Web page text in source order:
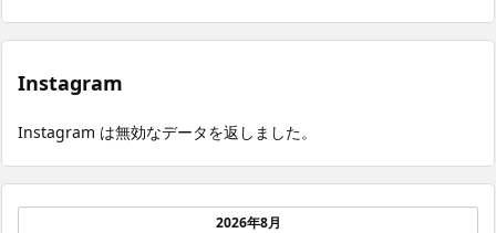
Instagram
Instagram は無効なデータを返しました。
2026年8月